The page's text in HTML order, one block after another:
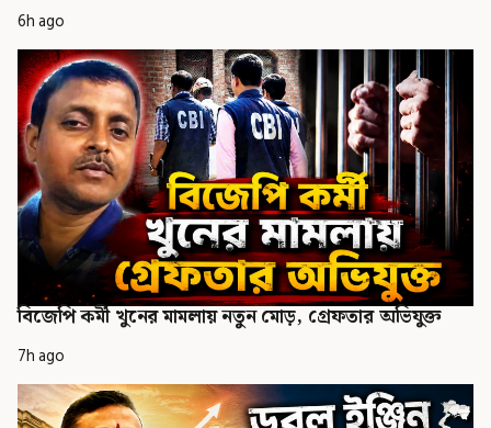
6h ago
বিজেপি কর্মী খুনের মামলায় নতুন মোড়, গ্রেফতার অভিযুক্ত
7h ago